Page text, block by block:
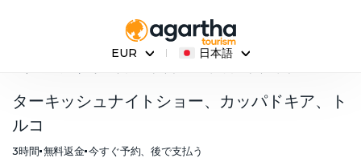
EUR 日本語
ターキッシュナイトショー、カッパドキア、ト
ルコ
3時間 無料返金 今すぐ予約、後で支払う